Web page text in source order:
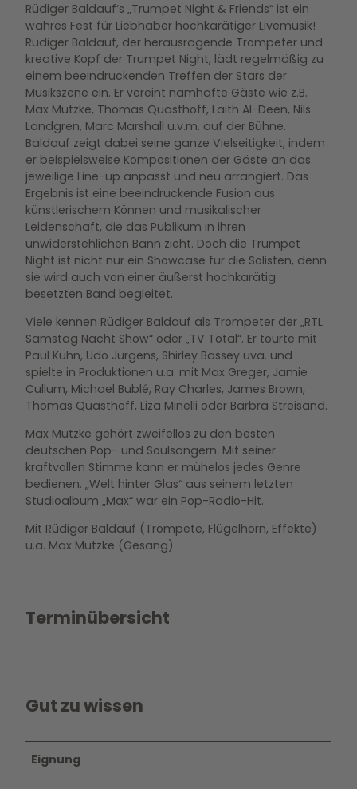
Rüdiger Baldauf‘s „Trumpet Night & Friends“ ist ein
wahres Fest für Liebhaber hochkarätiger Livemusik!
Rüdiger Baldauf, der herausragende Trompeter und
kreative Kopf der Trumpet Night, lädt regelmäßig zu
einem beeindruckenden Treffen der Stars der
Musikszene ein. Er vereint namhafte Gäste wie z.B.
Max Mutzke, Thomas Quasthoff, Laith Al-Deen, Nils
Landgren, Marc Marshall u.v.m. auf der Bühne.
Baldauf zeigt dabei seine ganze Vielseitigkeit, indem
er beispielsweise Kompositionen der Gäste an das
jeweilige Line-up anpasst und neu arrangiert. Das
Ergebnis ist eine beeindruckende Fusion aus
künstlerischem Können und musikalischer
Leidenschaft, die das Publikum in ihren
unwiderstehlichen Bann zieht. Doch die Trumpet
Night ist nicht nur ein Showcase für die Solisten, denn
sie wird auch von einer äußerst hochkarätig
besetzten Band begleitet.
Viele kennen Rüdiger Baldauf als Trompeter der „RTL
Samstag Nacht Show“ oder „TV Total“. Er tourte mit
Paul Kuhn, Udo Jürgens, Shirley Bassey uva. und
spielte in Produktionen u.a. mit Max Greger, Jamie
Cullum, Michael Bublé, Ray Charles, James Brown,
Thomas Quasthoff, Liza Minelli oder Barbra Streisand.
Max Mutzke gehört zweifellos zu den besten
deutschen Pop- und Soulsängern. Mit seiner
kraftvollen Stimme kann er mühelos jedes Genre
bedienen. „Welt hinter Glas“ aus seinem letzten
Studioalbum „Max“ war ein Pop-Radio-Hit.
Mit Rüdiger Baldauf (Trompete, Flügelhorn, Effekte)
u.a. Max Mutzke (Gesang)
Terminübersicht
Gut zu wissen
Eignung